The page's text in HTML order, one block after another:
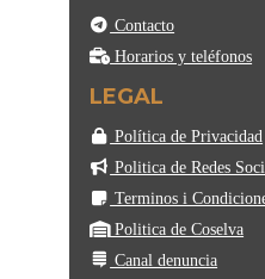
Contacto
Horarios y teléfonos
LEGAL
Política de Privacidad
Politica de Redes
Terminos i
Politica de Coselva
Canal denuncia